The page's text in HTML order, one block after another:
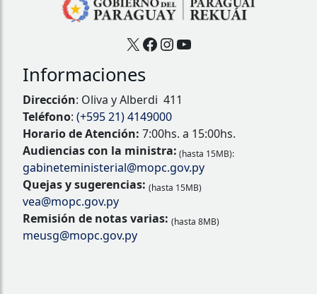
X Facebook
Instagram
YouTube
Informaciones
Dirección: Oliva y Alberdi 411
Teléfono: (+595 21) 4149000
Horario de Atención: 7:00hs. a 15:00hs.
Audiencias con la ministra: (hasta 15MB):
gabineteministerial@mopc.gov.py
Quejas y sugerencias: (hasta 15MB)
vea@mopc.gov.py
Remisión de notas varias: (hasta 8MB)
meusg@mopc.gov.py